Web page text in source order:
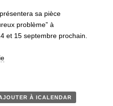
sa pièce
problème” à
et 15 septembre prochain.
À ICALENDAR